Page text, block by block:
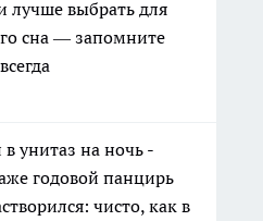
лучше выбрать для
сна — запомните
в унитаз на ночь -
годовой панцирь
чисто, как в